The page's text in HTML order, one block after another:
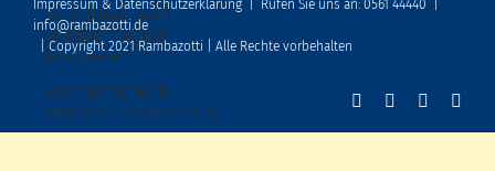
Wir sind frei finanziert
und freuen uns über
jede Spende!
Unser Spendenkonto:
DE86 5205 0353 0001 2345 61
Impressum & Datenschutzerklärung Rufen Sie uns an: 0561 44440
info@rambazotti.de
| Copyright 2021 Rambazotti | Alle Rechte vorbehalten